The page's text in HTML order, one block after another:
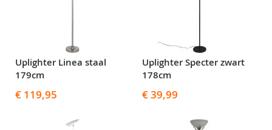
Uplighter Linea staal
179cm
€ 119,95
Uplighter Specter zwart
178cm
€ 39,99